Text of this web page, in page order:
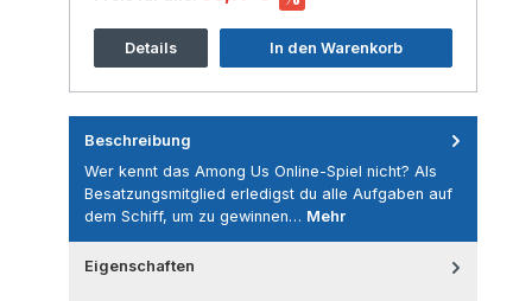
Details In den Warenkorb
Beschreibung
Wer kennt das Among Us Online-Spiel nicht? Als
Besatzungsmitglied erledigst du alle Aufgaben auf
dem Schiff, um zu gewinnen… Mehr
Eigenschaften